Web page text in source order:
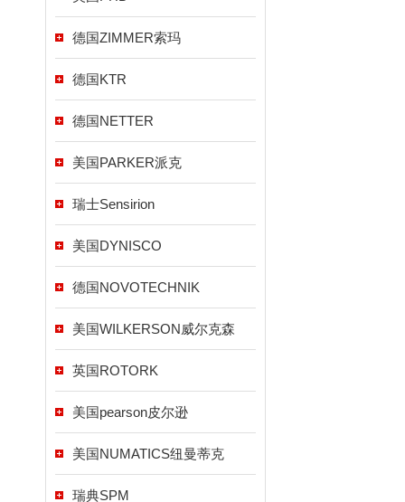
德国ZIMMER索玛
德国KTR
德国NETTER
美国PARKER派克
瑞士Sensirion
美国DYNISCO
德国NOVOTECHNIK
美国WILKERSON威尔克森
英国ROTORK
美国pearson皮尔逊
美国NUMATICS纽曼蒂克
瑞典SPM